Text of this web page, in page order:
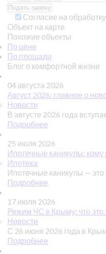
Согласие на
Объект на карте
Похожие объекты
По цене
По площади
Блог о комфортной жизни
04 августа 2026
Август 2026: главное о
Новости
В августе 2026 года
Подробнее
25 июля 2026
Ипотечные каникулы: кому
Ипотека
Ипотечные каникулы —
Подробнее
17 июля 2026
Режим ЧС в Крыму: что это
Новости
С 26 июня 2026 года в
Подробнее